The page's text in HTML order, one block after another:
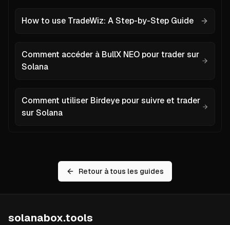
How to use TradeWiz: A Step-by-Step Guide
Comment accéder à BullX NEO pour trader sur
Solana
Comment utiliser Birdeye pour suivre et trader
sur Solana
Retour à tous les guides
Table
matières
solanabox.tools